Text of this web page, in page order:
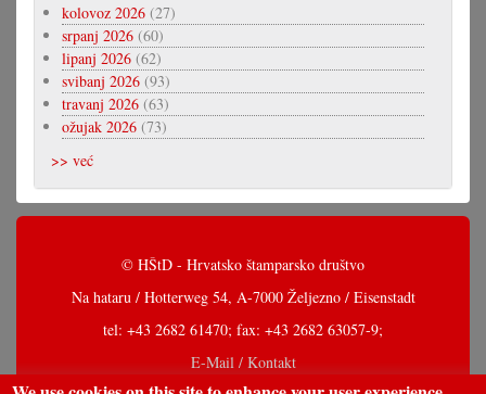
kolovoz 2026 (27)
srpanj 2026 (60)
lipanj 2026 (62)
svibanj 2026 (93)
travanj 2026 (63)
ožujak 2026 (73)
>> već
© HŠtD - Hrvatsko štamparsko društvo
Na hataru / Hotterweg 54, A-7000 Željezno / Eisenstadt
tel: +43 2682 61470; fax: +43 2682 63057-9;
E-Mail / Kontakt